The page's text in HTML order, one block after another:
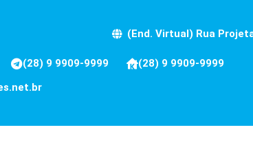
(End. Virtual) Rua
(28) 9 9909-9999
(28) 9 9909-9999